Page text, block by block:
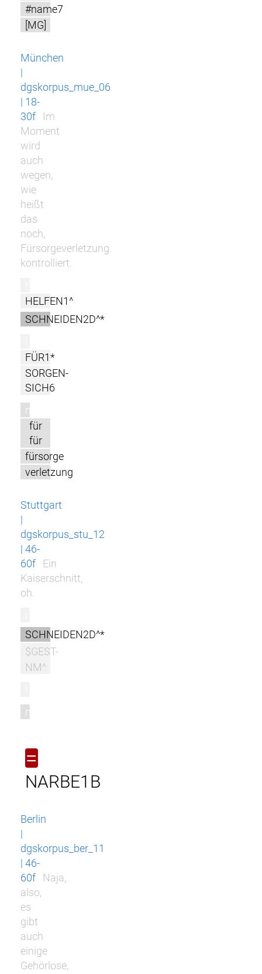
#name7
[MG]
München
|
dgskorpus_mue_06
| 18-
30f
Im
Moment
wird
auch
wegen,
wie
heißt
das
noch,
Fürsorgeverletzung
kontrolliert.
HELFEN1^
SCHNEIDEN2D^*
FÜR1*
SORGEN-
SICH6
m
für
für
fürsorge
verletzung
Stuttgart
|
dgskorpus_stu_12
| 46-
60f
Ein
Kaiserschnitt,
oh.
SCHNEIDEN2D^*
$GEST-
NM^
m
=
NARBE1B
Berlin
|
dgskorpus_ber_11
| 46-
60f
Naja,
also,
es
gibt
auch
einige
Gehörlose,